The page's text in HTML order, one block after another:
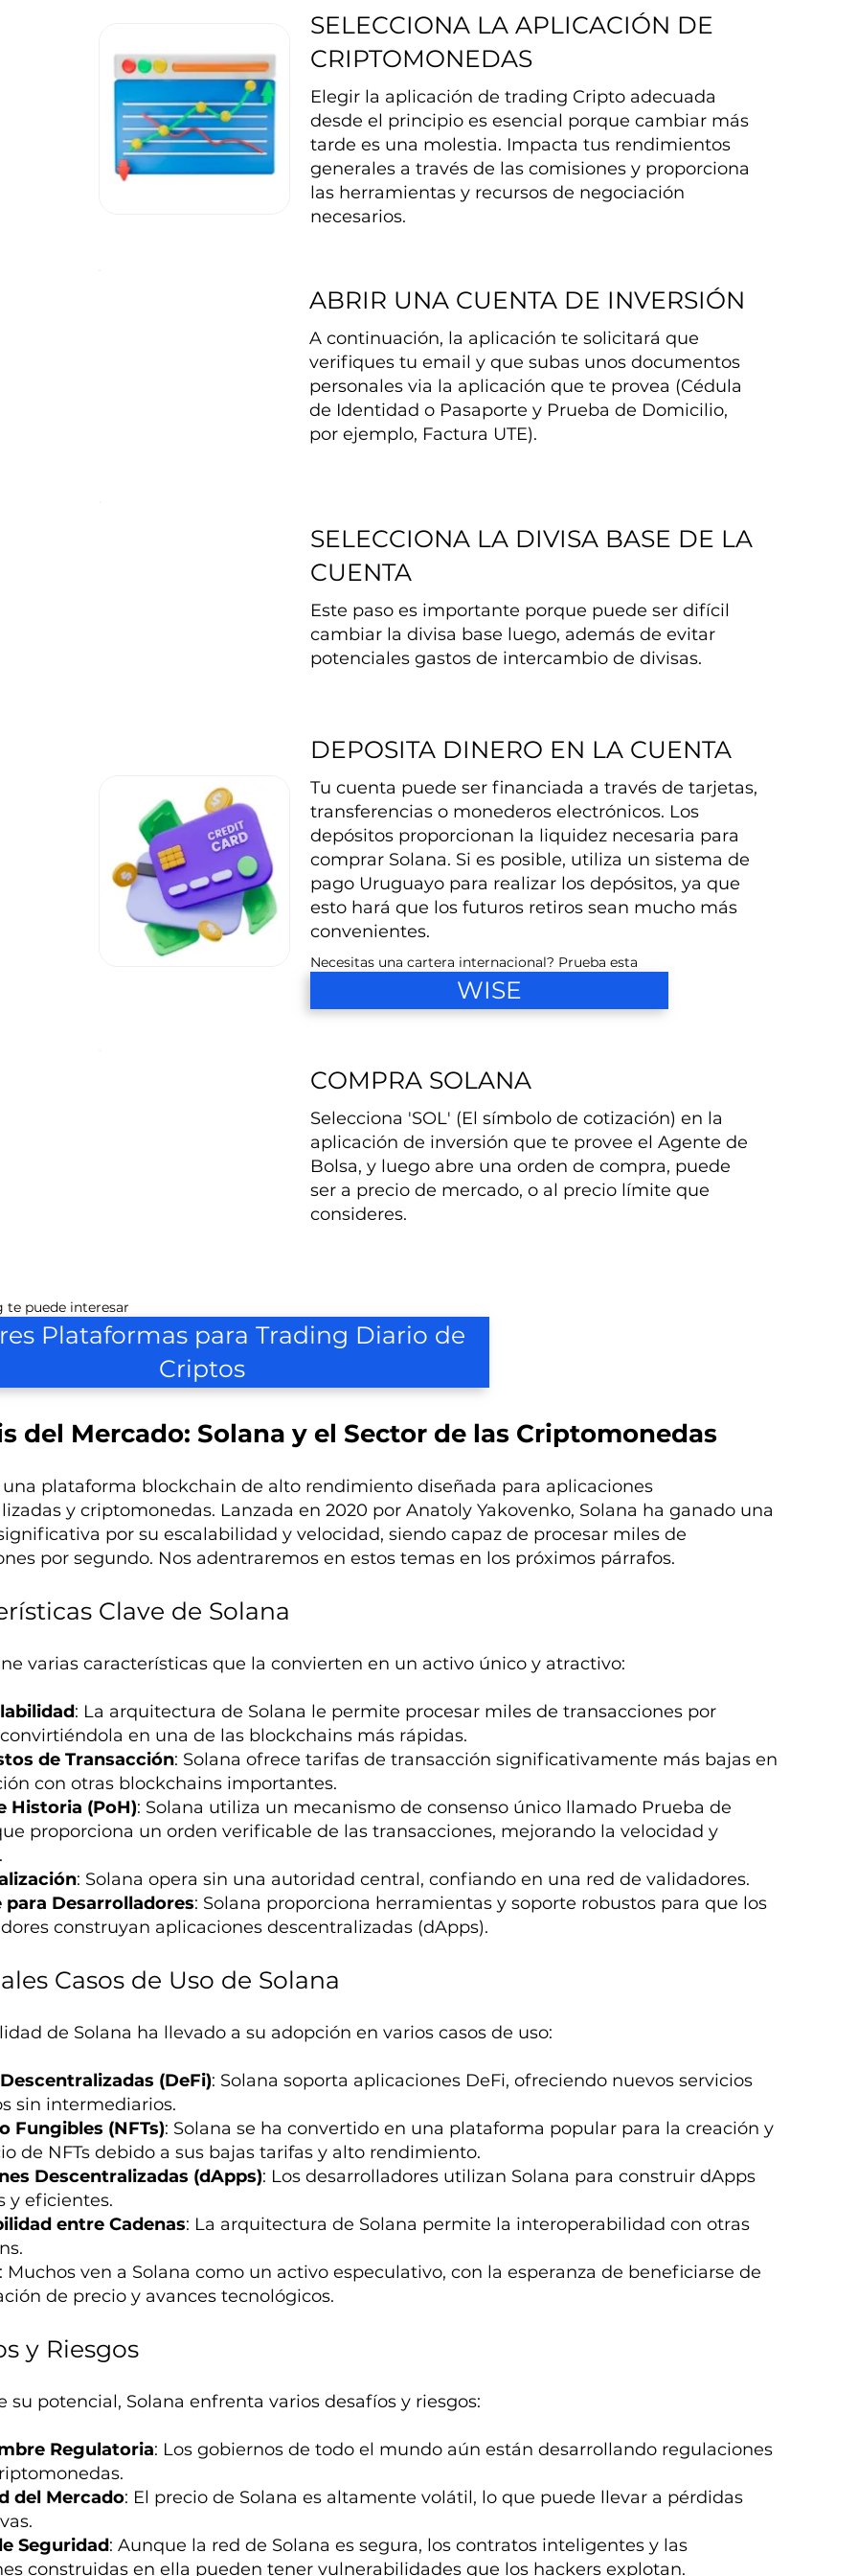
SELECCIONA LA APLICACIÓN DE
CRIPTOMONEDAS
Elegir la aplicación de trading Cripto adecuada
desde el principio es esencial porque cambiar más
tarde es una molestia. Impacta tus rendimientos
generales a través de las comisiones y proporciona
las herramientas y recursos de negociación
necesarios.
ABRIR UNA CUENTA DE INVERSIÓN
A continuación, la aplicación te solicitará que
verifiques tu email y que subas unos documentos
personales via la aplicación que te provea (Cédula
de Identidad o Pasaporte y Prueba de Domicilio,
por ejemplo, Factura UTE).
SELECCIONA LA DIVISA BASE DE LA
CUENTA
Este paso es importante porque puede ser difícil
cambiar la divisa base luego, además de evitar
potenciales gastos de intercambio de divisas.
DEPOSITA DINERO EN LA CUENTA
Tu cuenta puede ser financiada a través de tarjetas,
transferencias o monederos electrónicos. Los
depósitos proporcionan la liquidez necesaria para
comprar Solana. Si es posible, utiliza un sistema de
pago Uruguayo para realizar los depósitos, ya que
esto hará que los futuros retiros sean mucho más
convenientes.
Necesitas una cartera internacional? Prueba esta
WISE
COMPRA SOLANA
Selecciona 'SOL' (El símbolo de cotización) en la
aplicación de inversión que te provee el Agente de
Bolsa, y luego abre una orden de compra, puede
ser a precio de mercado, o al precio límite que
consideres.
te puede interesar
Plataformas para Trading Diario de
Criptos
del Mercado: Solana y el Sector de las Criptomonedas
una plataforma blockchain de alto rendimiento diseñada para aplicaciones
y criptomonedas. Lanzada en 2020 por Anatoly Yakovenko, Solana ha ganado una
por su escalabilidad y velocidad, siendo capaz de procesar miles de
por segundo. Nos adentraremos en estos temas en los próximos párrafos.
Clave de Solana
varias características que la convierten en un activo único y atractivo:
: La arquitectura de Solana le permite procesar miles de transacciones por
en una de las blockchains más rápidas.
de Transacción: Solana ofrece tarifas de transacción significativamente más bajas en
con otras blockchains importantes.
Historia (PoH): Solana utiliza un mecanismo de consenso único llamado Prueba de
proporciona un orden verificable de las transacciones, mejorando la velocidad y
: Solana opera sin una autoridad central, confiando en una red de validadores.
Desarrolladores: Solana proporciona herramientas y soporte robustos para que los
construyan aplicaciones descentralizadas (dApps).
Casos de Uso de Solana
de Solana ha llevado a su adopción en varios casos de uso:
(DeFi): Solana soporta aplicaciones DeFi, ofreciendo nuevos servicios
sin intermediarios.
Fungibles (NFTs): Solana se ha convertido en una plataforma popular para la creación y
de NFTs debido a sus bajas tarifas y alto rendimiento.
Descentralizadas (dApps): Los desarrolladores utilizan Solana para construir dApps
y eficientes.
entre Cadenas: La arquitectura de Solana permite la interoperabilidad con otras
Muchos ven a Solana como un activo especulativo, con la esperanza de beneficiarse de
de precio y avances tecnológicos.
y Riesgos
su potencial, Solana enfrenta varios desafíos y riesgos:
Regulatoria: Los gobiernos de todo el mundo aún están desarrollando regulaciones
del Mercado: El precio de Solana es altamente volátil, lo que puede llevar a pérdidas
Seguridad: Aunque la red de Solana es segura, los contratos inteligentes y las
construidas en ella pueden tener vulnerabilidades que los hackers explotan.